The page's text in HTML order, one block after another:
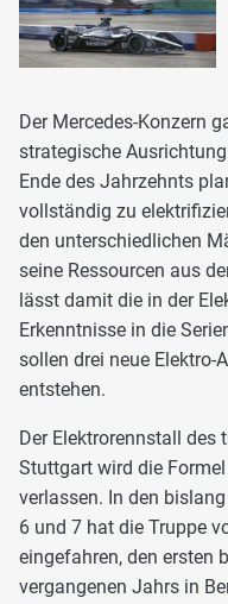
Der Mercedes-Konzern
strategische
Ende des Jahrzehnts
vollständig zu
den unterschiedlichen
seine Ressourcen aus
lässt damit die in der
Erkenntnisse in die
sollen drei neue
entstehen.
Der Elektrorennstall
Stuttgart wird die
verlassen. In den
6 und 7 hat die Truppe
eingefahren, den ersten
vergangenen Jahrs in